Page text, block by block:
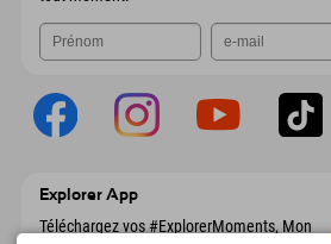
Explorer App
Téléchargez vos #ExplorerMoments, Mon